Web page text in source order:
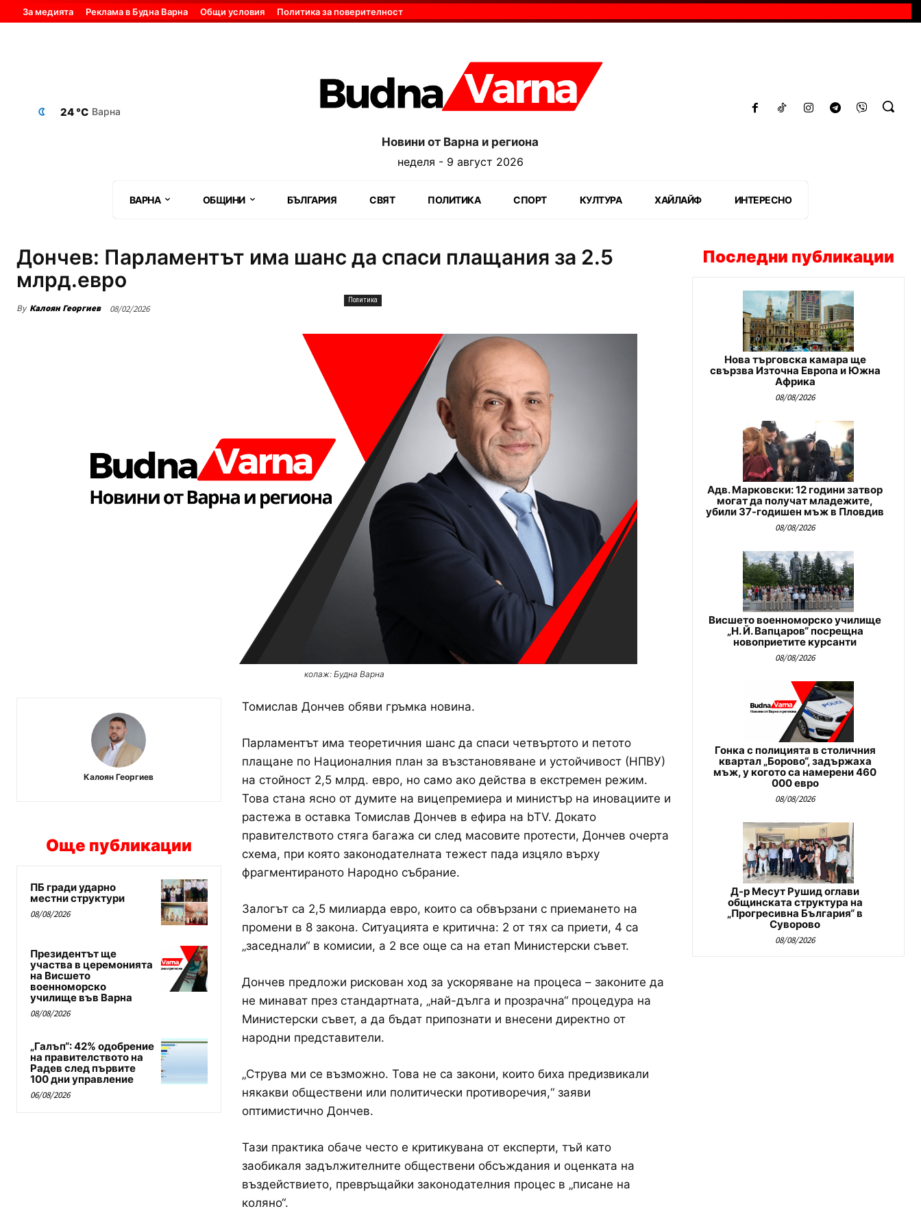
За медията Реклама в Будна Варна Общи условия Политика за поверителност
24 °C Варна
Новини от Варна и региона
неделя - 9 август 2026
ВАРНА ОБЩИНИ БЪЛГАРИЯ СВЯТ ПОЛИТИКА СПОРТ КУЛТУРА ХАЙЛАЙФ ИНТЕРЕСНО
Дончев: Парламентът има шанс да спаси плащания за 2.5
млрд.евро
By Калоян Георгиев 08/02/2026
Политика
колаж: Будна Варна
Калоян Георгиев
Още публикации
ПБ гради ударно
местни структури
08/08/2026
Президентът ще
участва в церемонията
на Висшето
военноморско
училище във Варна
08/08/2026
„Галъп“: 42% одобрение
на правителството на
Радев след първите
100 дни управление
06/08/2026
Томислав Дончев обяви гръмка новина.
Парламентът има теоретичния шанс да спаси четвъртото и петото
плащане по Националния план за възстановяване и устойчивост (НПВУ)
на стойност 2,5 млрд. евро, но само ако действа в екстремен режим.
Това стана ясно от думите на вицепремиера и министър на иновациите и
растежа в оставка Томислав Дончев в ефира на bTV. Докато
правителството стяга багажа си след масовите протести, Дончев очерта
схема, при която законодателната тежест пада изцяло върху
фрагментираното Народно събрание.
Залогът са 2,5 милиарда евро, които са обвързани с приемането на
промени в 8 закона. Ситуацията е критична: 2 от тях са приети, 4 са
„заседнали“ в комисии, а 2 все още са на етап Министерски съвет.
Дончев предложи рискован ход за ускоряване на процеса – законите да
не минават през стандартната, „най-дълга и прозрачна“ процедура на
Министерски съвет, а да бъдат припознати и внесени директно от
народни представители.
„Струва ми се възможно. Това не са закони, които биха предизвикали
някакви обществени или политически противоречия,“ заяви
оптимистично Дончев.
Тази практика обаче често е критикувана от експерти, тъй като
заобикаля задължителните обществени обсъждания и оценката на
въздействието, превръщайки законодателния процес в „писане на
коляно“.
Последни публикации
Нова търговска камара ще
свързва Източна Европа и Южна
Африка
08/08/2026
Адв. Марковски: 12 години затвор
могат да получат младежите,
убили 37-годишен мъж в Пловдив
08/08/2026
Висшето военноморско училище
„Н. Й. Вапцаров“ посрещна
новоприетите курсанти
08/08/2026
Гонка с полицията в столичния
квартал „Борово“, задържаха
мъж, у когото са намерени 460
000 евро
08/08/2026
Д-р Месут Рушид оглави
общинската структура на
„Прогресивна България“ в
Суворово
08/08/2026